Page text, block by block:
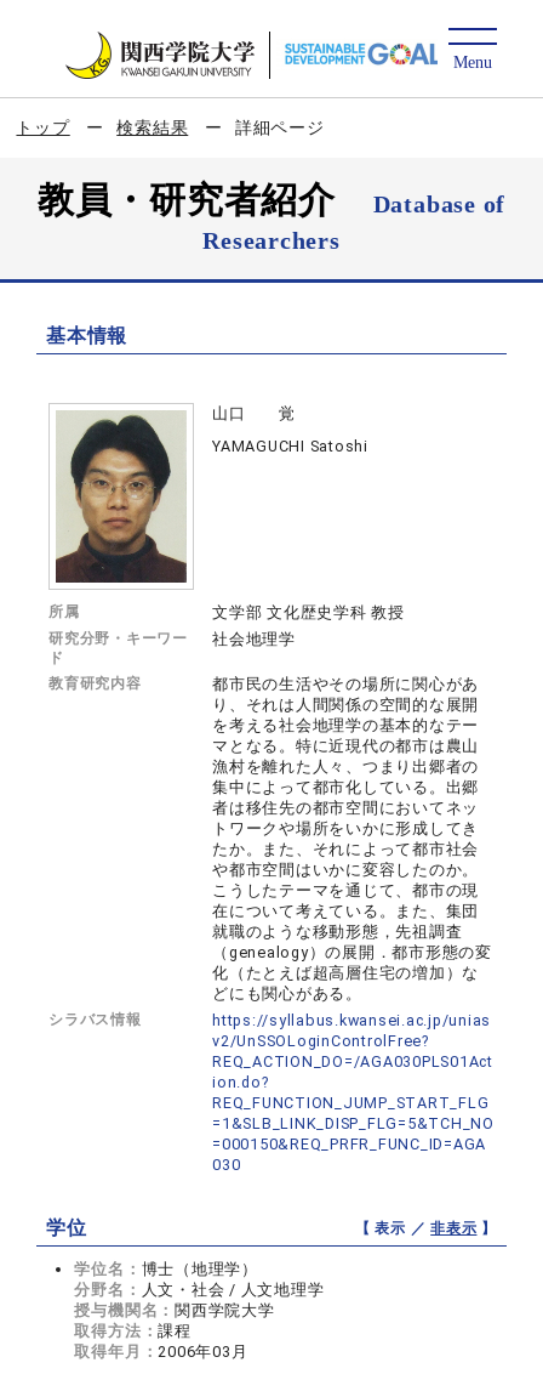
トップ 検索結果 詳細ページ
教員・研究者紹介
Database of
Researchers
基本情報
山口 覚
YAMAGUCHI Satoshi
所属 文学部 文化歴史学科 教授
研究分野・キーワー
ド
社会地理学
教育研究内容
都市民の生活やその場所に関心があ
り、それは人間関係の空間的な展開
を考える社会地理学の基本的なテー
マとなる。特に近現代の都市は農山
漁村を離れた人々、つまり出郷者の
集中によって都市化している。出郷
者は移住先の都市空間においてネッ
トワークや場所をいかに形成してき
たか。また、それによって都市社会
や都市空間はいかに変容したのか。
こうしたテーマを通じて、都市の現
在について考えている。また、集団
就職のような移動形態，先祖調査
（genealogy）の展開．都市形態の変
化（たとえば超高層住宅の増加）な
どにも関心がある。
シラバス情報
https://syllabus.kwansei.ac.jp/unias
v2/UnSSOLoginControlFree?
REQ_ACTION_DO=/AGA030PLS01Act
ion.do?
REQ_FUNCTION_JUMP_START_FLG
=1&SLB_LINK_DISP_FLG=5&TCH_NO
=000150&REQ_PRFR_FUNC_ID=AGA
030
学位 【 表示 ／非表示 】
学位名： 博士（地理学）
分野名： 人文・社会 / 人文地理学
授与機関名： 関西学院大学
取得方法：課程
取得年月：2006年03月